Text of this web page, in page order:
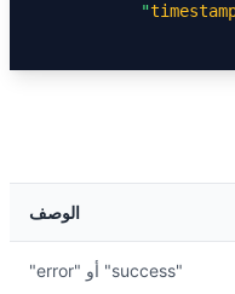
الوصف
"success" أو "error"